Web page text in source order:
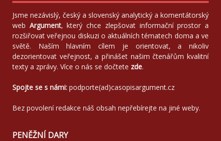
Jsme nezávislý, český a slovenský analytický a komentátorský
web Argument, který chce zlepšovat informační prostor a
rozšiřovat veřejnou diskuzi o aktuálních tématech doma a ve
světě. Naším hlavním cílem je orientovat, a nikoliv
dezorientovat veřejnost, a přinášet našim čtenářům kvalitní
texty a zprávy. Více o nás se dočtete zde.
Spojte se s námi: podporte(ad)casopisargument.cz
Bez povolení redakce náš obsah nepřebírejte na jiné weby.
PENĚŽNÍ DARY